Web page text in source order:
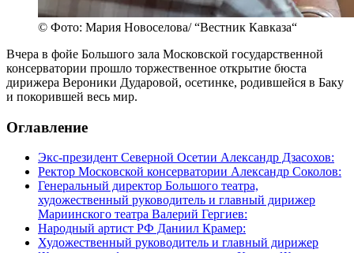
© Фото: Мария Новоселова/ “Вестник Кавказа“
Вчера в фойе Большого зала Московской государственной
консерватории прошло торжественное открытие бюста
дирижера Вероники Дударовой, осетинке, родившейся в Баку
и покорившей весь мир.
Оглавление
Экс-президент Северной Осетии Александр Дзасохов:
Ректор Московской консерватории Александр Соколов:
Генеральный директор Большого театра,
художественный руководитель и главный дирижер
Мариинского театра Валерий Гергиев:
Народный артист РФ Даниил Крамер:
Художественный руководитель и главный дирижер